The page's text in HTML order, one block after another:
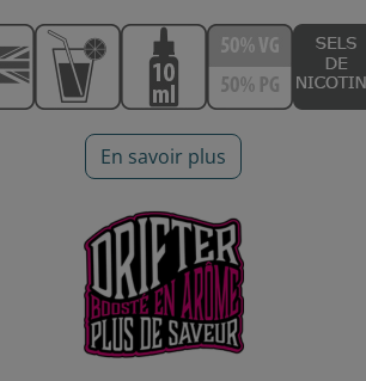
En savoir plus